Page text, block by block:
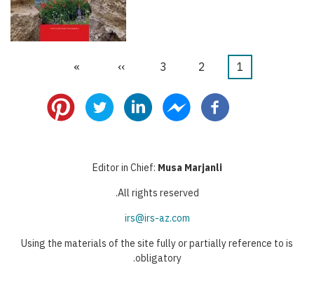
Pagination
Current
1 الصفحة
2 الصفحة
3
Next
››
Last
»
Editor in Chief: Musa Marjanli
All rights reserved.
irs@irs-az.com
Using the materials of the site fully or partially reference to is
obligatory.